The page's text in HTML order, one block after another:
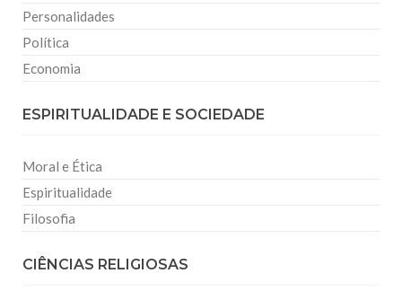
Personalidades
Política
Economia
ESPIRITUALIDADE E SOCIEDADE
Moral e Ética
Espiritualidade
Filosofia
CIÊNCIAS RELIGIOSAS